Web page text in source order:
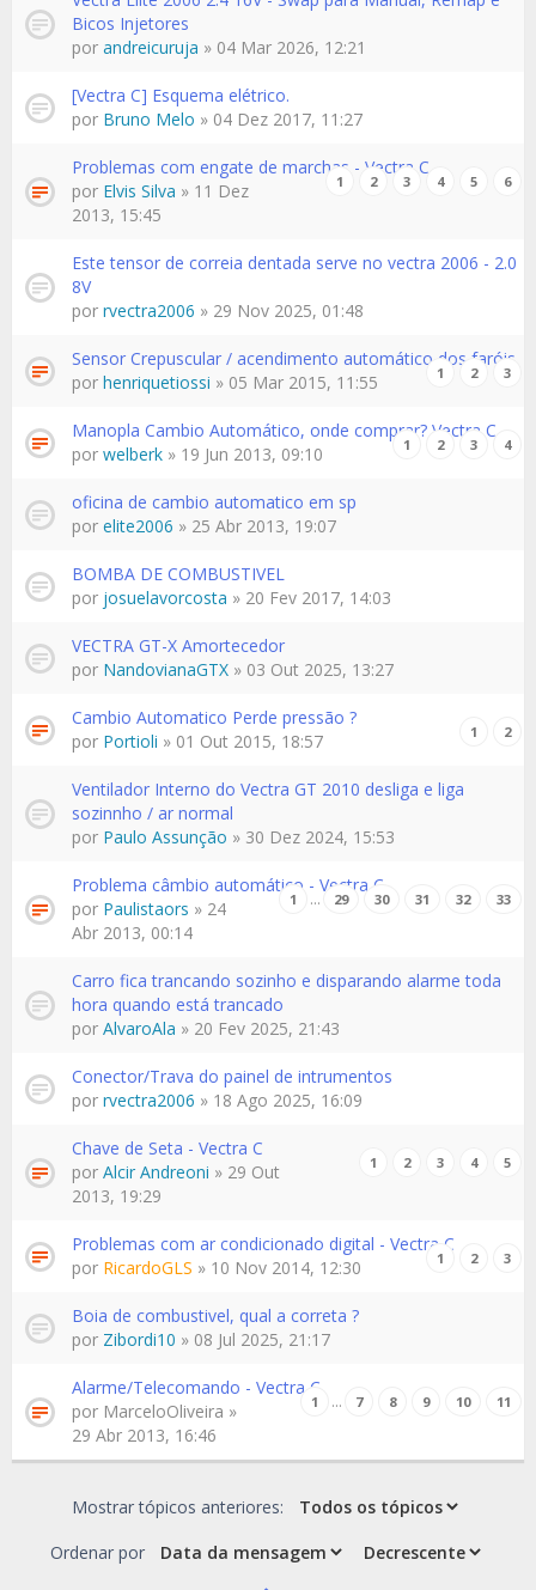
Bicos Injetores
por andreicuruja » 04 Mar 2026, 12:21
[Vectra C] Esquema elétrico.
por Bruno Melo » 04 Dez 2017, 11:27
Problemas com engate de marchas - Vectra C
1 2 3 4 5 6
por Elvis Silva » 11 Dez
2013, 15:45
Este tensor de correia dentada serve no vectra 2006 - 2.0
8V
por rvectra2006 » 29 Nov 2025, 01:48
Sensor Crepuscular / acendimento automático dos faróis
1 2 3
por henriquetiossi » 05 Mar 2015, 11:55
Manopla Cambio Automático, onde comprar? Vectra C
1 2 3 4
por welberk » 19 Jun 2013, 09:10
oficina de cambio automatico em sp
por elite2006 » 25 Abr 2013, 19:07
BOMBA DE COMBUSTIVEL
por josuelavorcosta » 20 Fev 2017, 14:03
VECTRA GT-X Amortecedor
por NandovianaGTX » 03 Out 2025, 13:27
Cambio Automatico Perde pressão ?
1 2
por Portioli » 01 Out 2015, 18:57
Ventilador Interno do Vectra GT 2010 desliga e liga
sozinnho / ar normal
por Paulo Assunção » 30 Dez 2024, 15:53
Problema câmbio automático - Vectra C
1 … 29 30 31 32 33
por Paulistaors » 24
Abr 2013, 00:14
Carro fica trancando sozinho e disparando alarme toda
hora quando está trancado
por AlvaroAla » 20 Fev 2025, 21:43
Conector/Trava do painel de intrumentos
por rvectra2006 » 18 Ago 2025, 16:09
Chave de Seta - Vectra C
1 2 3 4 5
por Alcir Andreoni » 29 Out
2013, 19:29
Problemas com ar condicionado digital - Vectra C
1 2 3
por RicardoGLS » 10 Nov 2014, 12:30
Boia de combustivel, qual a correta ?
por Zibordi10 » 08 Jul 2025, 21:17
Alarme/Telecomando - Vectra C
1 … 7 8 9 10 11
por MarceloOliveira »
29 Abr 2013, 16:46
Mostrar tópicos anteriores:
Ordenar por